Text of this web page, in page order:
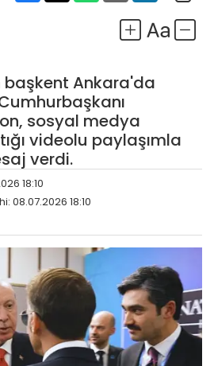
başkent Ankara'da
sosyal medya
videolu paylaşımla
verdi.
18:10
08.07.2026 18:10